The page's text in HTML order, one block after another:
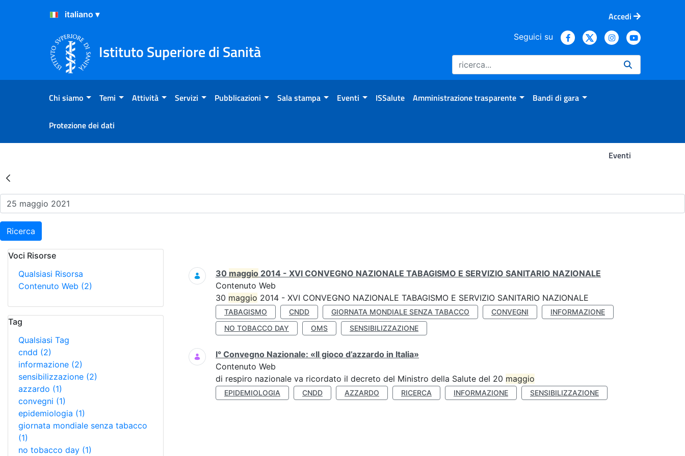
Salta al Contenuto
Salta al Footer
Accedi
Istituto Superiore di Sanità
Seguici su
Chi siamo Temi Attività Servizi Pubblicazioni Sala stampa Eventi ISSalute Amministrazione trasparente Bandi di gara
Protezione dei dati
Eventi
Risultati della Ricerca - Eventi
Ricerca
Voci Risorse
Qualsiasi Risorsa
Contenuto Web (2)
Tag
Qualsiasi Tag
cndd (2)
informazione (2)
sensibilizzazione (2)
azzardo (1)
convegni (1)
epidemiologia (1)
giornata mondiale senza tabacco
(1)
no tobacco day (1)
Ricerca
30 maggio 2014 - XVI CONVEGNO NAZIONALE TABAGISMO E SERVIZIO SANITARIO NAZIONALE
Contenuto Web
30 maggio 2014 - XVI CONVEGNO NAZIONALE TABAGISMO E SERVIZIO SANITARIO NAZIONALE
TABAGISMO CNDD GIORNATA MONDIALE SENZA TABACCO CONVEGNI
INFORMAZIONE
NO TOBACCO DAY
OMS SENSIBILIZZAZIONE
I° Convegno Nazionale: «Il gioco d’azzardo in Italia»
Contenuto Web
di respiro nazionale va ricordato il decreto del Ministro della Salute del 20 maggio
EPIDEMIOLOGIA CNDD AZZARDO RICERCA INFORMAZIONE SENSIBILIZZAZIONE